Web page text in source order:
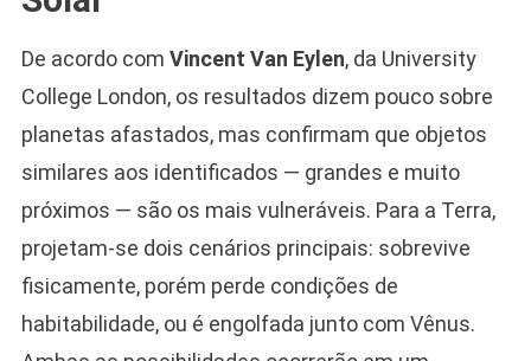
De acordo com Vincent Van Eylen, da University
College London, os resultados dizem pouco sobre
planetas afastados, mas confirmam que objetos
similares aos identificados — grandes e muito
próximos — são os mais vulneráveis. Para a Terra,
projetam-se dois cenários principais: sobrevive
fisicamente, porém perde condições de
habitabilidade, ou é engolfada junto com Vênus.